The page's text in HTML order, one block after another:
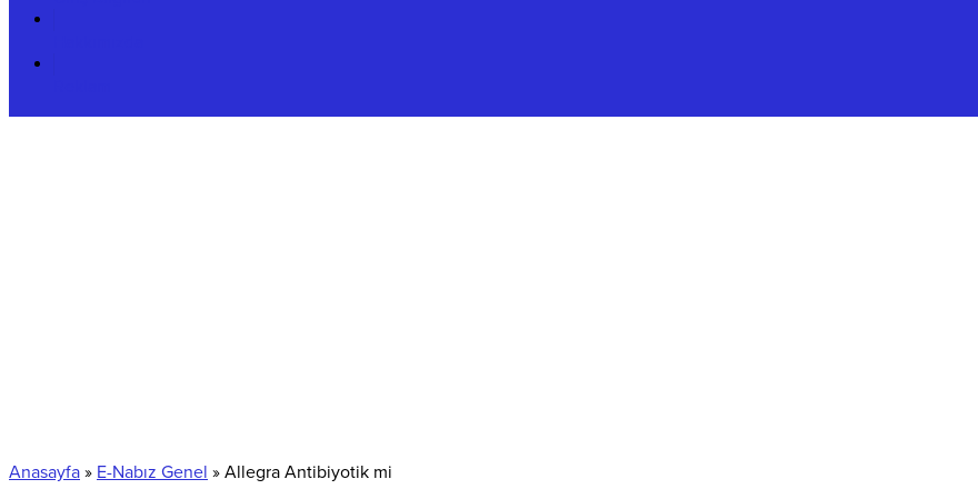
Anasayfa » E-Nabız Genel » Allegra Antibiyotik mi